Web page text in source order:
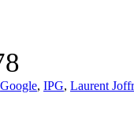
Google, IPG, Laurent